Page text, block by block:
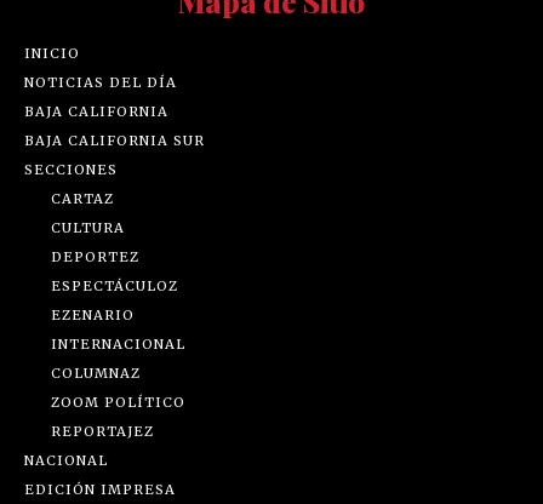
INICIO
NOTICIAS DEL DÍA
BAJA CALIFORNIA
BAJA CALIFORNIA SUR
SECCIONES
CARTAZ
CULTURA
DEPORTEZ
ESPECTÁCULOZ
EZENARIO
INTERNACIONAL
COLUMNAZ
ZOOM POLÍTICO
REPORTAJEZ
NACIONAL
EDICIÓN IMPRESA